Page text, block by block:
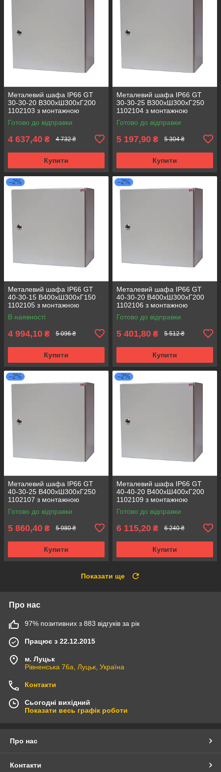
Металевий шафа IP66 GT
30-30-20 В300хШ300хГ200
1102103 з монтажною
панеллю (розподільчий, 1
замок)
Готово до відправки
4 637,40 ₴ 4 732 ₴
Купити
Металевий шафа IP66 GT
30-30-25 В300хШ300хГ250
1102104 з монтажною
панеллю (розподільчий, 1
замок)
Готово до відправки
5 197,90 ₴ 5 304 ₴
Купити
–2%
Металевий шафа IP66 GT
40-30-15 В400хШ300хГ150
1102105 з монтажною
панеллю (розподільчий, 1
замок)
В наявності
4 994,10 ₴ 5 096 ₴
Купити
–2%
Металевий шафа IP66 GT
40-30-20 В400хШ300хГ200
1102106 з монтажною
панеллю (розподільчий, 1
замок)
Готово до відправки
5 401,80 ₴ 5 512 ₴
Купити
–2%
Металевий шафа IP66 GT
40-30-25 В400хШ300хГ250
1102107 з монтажною
панеллю (розподільчий, 1
замок)
Готово до відправки
5 860,40 ₴ 5 980 ₴
Купити
–2%
Металевий шафа IP66 GT
40-40-20 В400хШ400хГ200
1102109 з монтажною
панеллю (розподільчий, 1
замок)
Готово до відправки
6 115,20 ₴ 6 240 ₴
Купити
Показати ще
Про нас
97% позитивних з 883 відгуків за рік
Працює з 22.12.2015
м. Луцьк
Рівненська 76а, Луцьк, Україна
Контакти
Сьогодні вихідний
Показати весь графік роботи
Про нас
Контакти